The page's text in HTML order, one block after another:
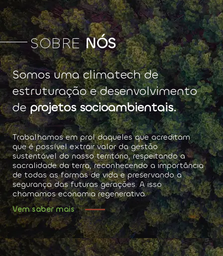
SOBRENÓS
Somos uma climatech de
estruturação e desenvolvimento
de projetos socioambientais.
Trabalhamos em prol daqueles que acreditam
que é possível extrair valor da gestão
sustentável do nosso território, respeitando a
sacralidade da terra, reconhecendo a importância
de todas as formas de vida e preservando a
segurança das futuras gerações. A isso
chamamos economia regenerativa.
Vem saber mais